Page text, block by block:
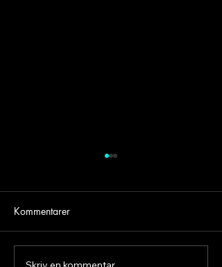
Kommentarer